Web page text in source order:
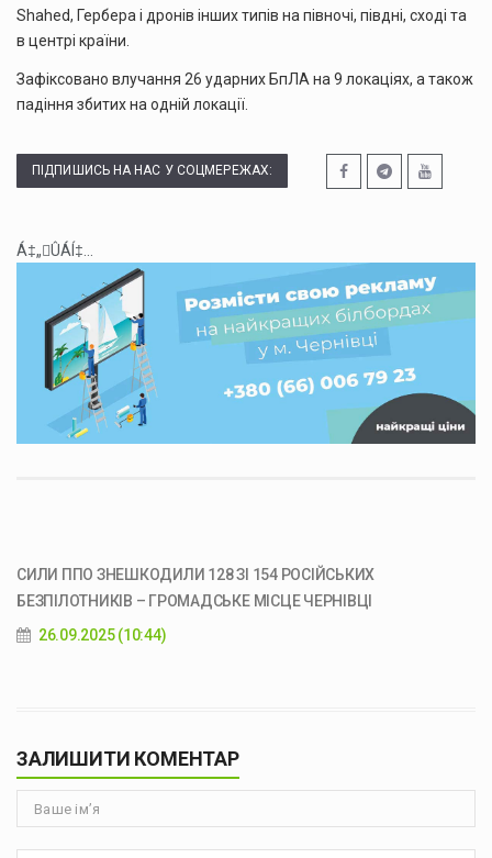
Shahed, Гербера і дронів інших типів на півночі, півдні, сході та
в центрі країни.
Зафіксовано влучання 26 ударних БпЛА на 9 локаціях, а також
падіння збитих на одній локації.
ПІДПИШИСЬ НА НАС У СОЦМЕРЕЖАХ:
Á‡„ÛÁÍ‡...
СИЛИ ППО ЗНЕШКОДИЛИ 128 ЗІ 154 РОСІЙСЬКИХ
БЕЗПІЛОТНИКІВ – ГРОМАДСЬКЕ МІСЦЕ ЧЕРНІВЦІ
26.09.2025 (10:44)
ЗАЛИШИТИ КОМЕНТАР